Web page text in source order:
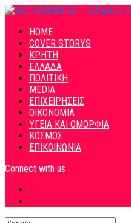
HOME
COVER STORYS
ΚΡΗΤΗ
ΕΛΛΑΔΑ
ΠΟΛΙΤΙΚΗ
MEDIA
ΕΠΙΧΕΙΡΗΣΕΙΣ
ΟΙΚΟΝΟΜΙΑ
ΥΓΕΙΑ ΚΑΙ ΟΜΟΡΦΙΑ
ΚΟΣΜΟΣ
ΕΠΙΚΟΙΝΩΝΙΑ
Connect with us